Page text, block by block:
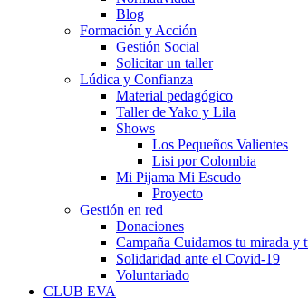
Blog
Formación y Acción
Gestión Social
Solicitar un taller
Lúdica y Confianza
Material pedagógico
Taller de Yako y Lila
Shows
Los Pequeños Valientes
Lisi por Colombia
Mi Pijama Mi Escudo
Proyecto
Gestión en red
Donaciones
Campaña Cuidamos tu mirada y
Solidaridad ante el Covid-19
Voluntariado
CLUB EVA